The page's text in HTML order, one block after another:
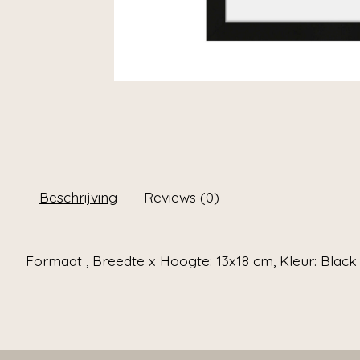
Beschrijving Reviews (0)
Formaat , Breedte x Hoogte: 13x18 cm, Kleur: Black